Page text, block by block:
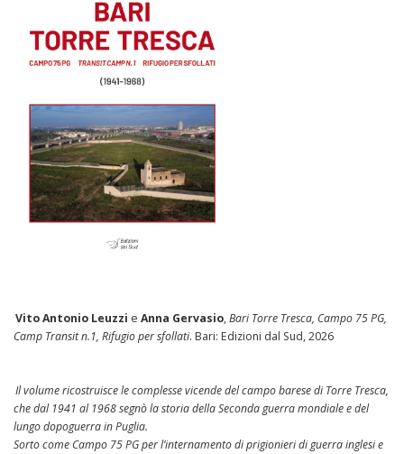
Vito Antonio Leuzzi eAnna Gervasio,Bari Torre Tresca, Campo 75 PG,
Camp Transit n.1, Rifugio per sfollati. Bari: Edizioni dal Sud, 2026
Il volume ricostruisce le complesse vicende del campo barese di Torre Tresca,
che dal 1941 al 1968 segnò la storia della Seconda guerra mondiale e del
lungo dopoguerra in Puglia.
Sorto come Campo 75 PG per l’internamento di prigionieri di guerra inglesi e